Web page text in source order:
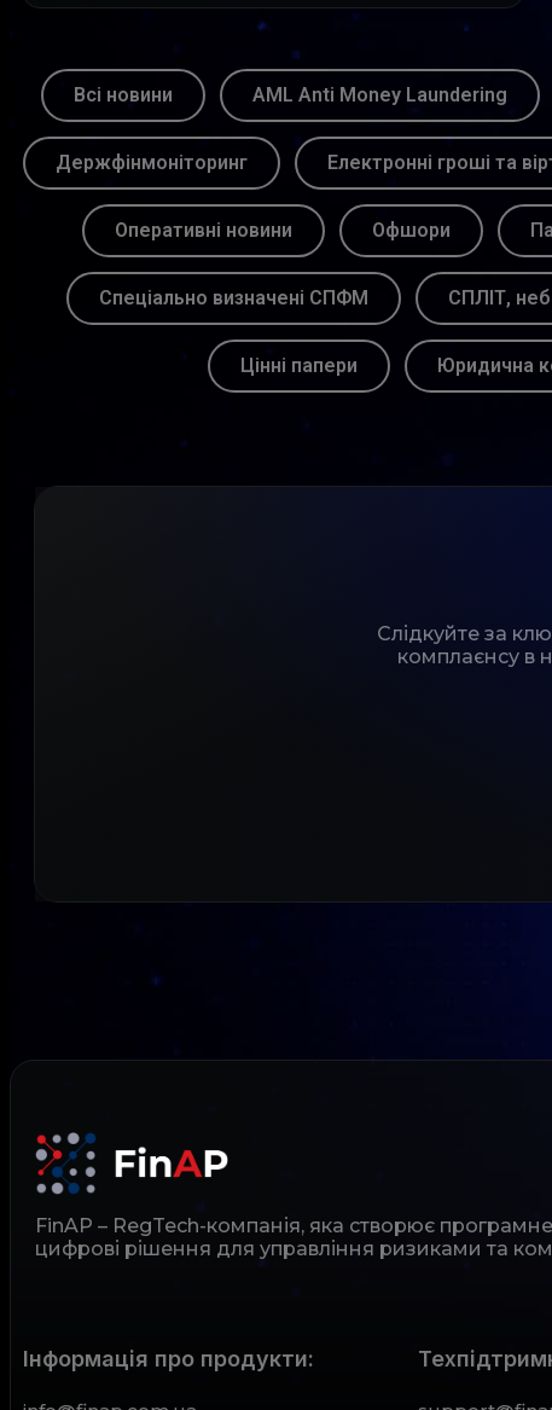
Всі новини AML Anti Money Laundering
Держфінмоніторинг Електронні гроші та
Оперативні новини Офшори
Спеціально визначені СПФМ СПЛІТ,
Цінні папери Юридична
Слідкуйте за
комплаєнсу в
FinAP – RegTech-компанія, яка створює
цифрові рішення для управління ризиками та
Інформація про продукти: